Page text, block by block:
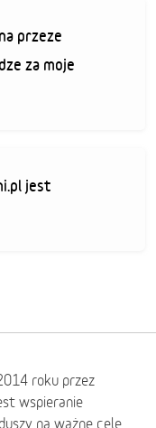
przeze
za moje
jest
roku przez
wspieranie
na ważne cele.